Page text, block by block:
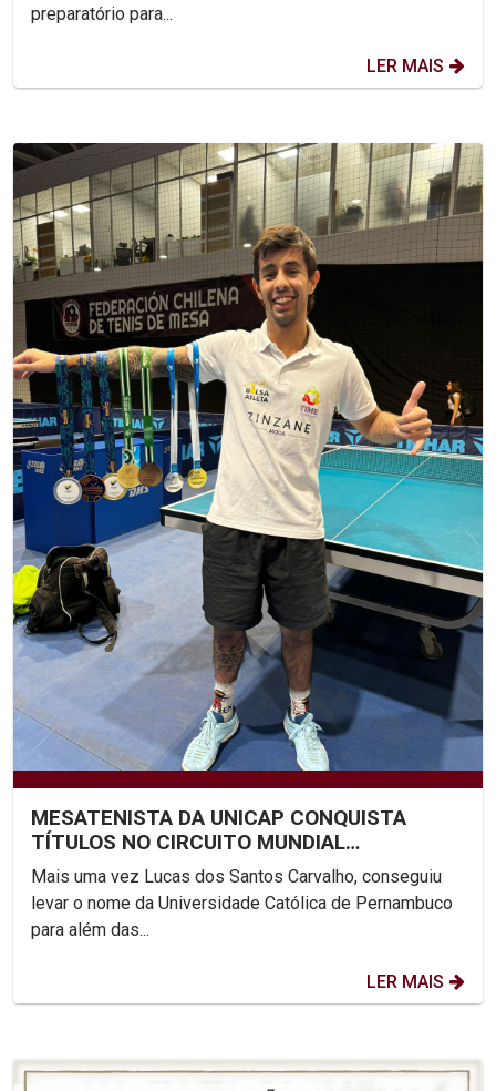
preparatório para...
LER MAIS
MESATENISTA DA UNICAP CONQUISTA
TÍTULOS NO CIRCUITO MUNDIAL
PARALÍMPICO
Mais uma vez Lucas dos Santos Carvalho, conseguiu
levar o nome da Universidade Católica de Pernambuco
para além das...
LER MAIS